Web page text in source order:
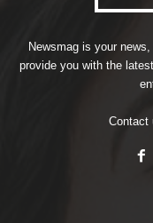
Newsmag is your
provide you with the
Contact